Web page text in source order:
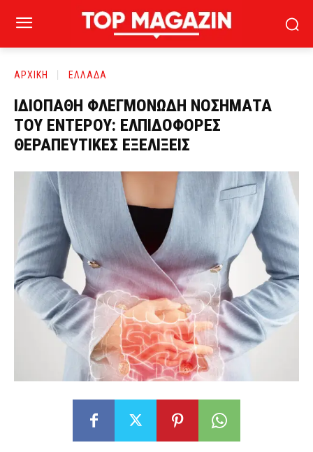
ΑΡΧΙΚΗ ΕΛΛΑΔΑ
ΙΔΙΟΠΑΘΗ ΦΛΕΓΜΟΝΩΔΗ ΝΟΣΗΜΑΤΑ
ΤΟΥ ΕΝΤΕΡΟΥ: ΕΛΠΙΔΟΦΟΡΕΣ
ΘΕΡΑΠΕΥΤΙΚΕΣ ΕΞΕΛΙΞΕΙΣ